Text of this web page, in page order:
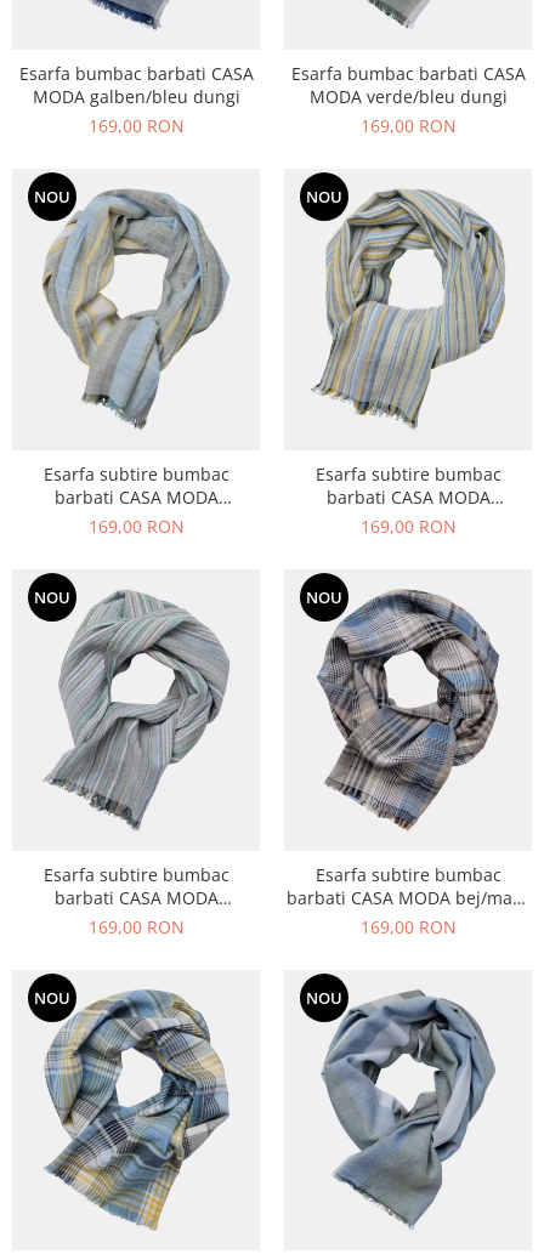
Esarfa bumbac barbati CASA
MODA galben/bleu dungi
169,00 RON
Esarfa bumbac barbati CASA
MODA verde/bleu dungi
169,00 RON
NOU
Esarfa subtire bumbac
barbati CASA MODA
galben/bleu dungi
169,00 RON
NOU
Esarfa subtire bumbac
barbati CASA MODA
galben/albastru dungulite
169,00 RON
NOU
Esarfa subtire bumbac
barbati CASA MODA
verde/albastru dungulite
169,00 RON
NOU
Esarfa subtire bumbac
barbati CASA MODA bej/maro
carouri
169,00 RON
NOU NOU